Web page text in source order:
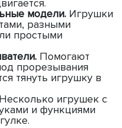
модели. Игрушки
разными
простыми
Помогают
прорезывания
тянуть игрушку в
Несколько игрушек с
и функциями